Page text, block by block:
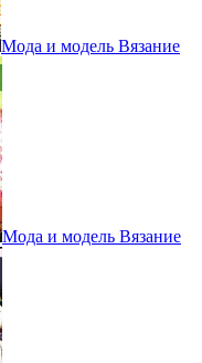
Мода и модель Вязание
Мода и модель Вязание